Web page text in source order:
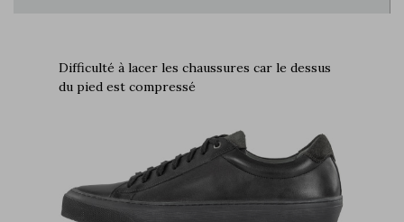
Difficulté à lacer les chaussures car le dessus
du pied est compressé